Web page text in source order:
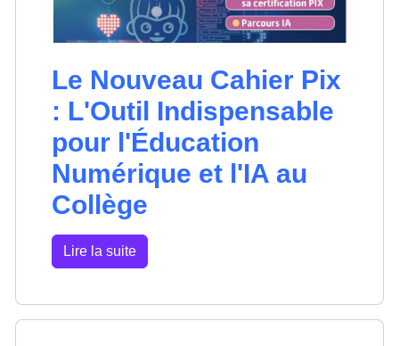
Le Nouveau Cahier Pix
: L'Outil Indispensable
pour l'Éducation
Numérique et l'IA au
Collège
Lire la suite